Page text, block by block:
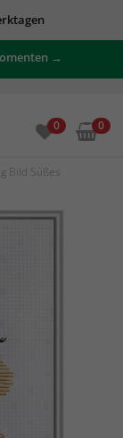
→
0 0
Bild Süßes